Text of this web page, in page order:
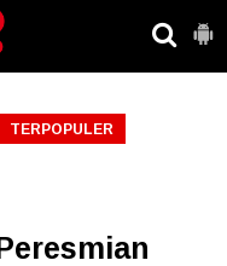
TERPOPULER